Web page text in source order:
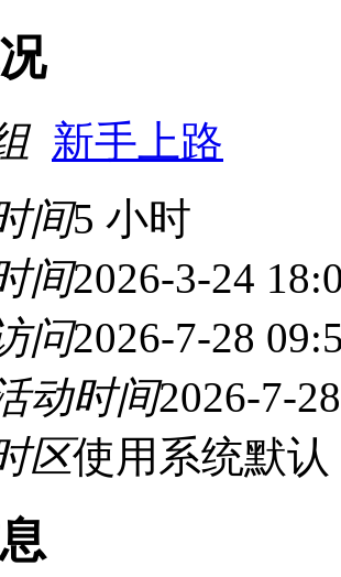
新手上路
间5 小时
间2026-3-24
问2026-7-28
动时间2026-7-
区使用系统默认